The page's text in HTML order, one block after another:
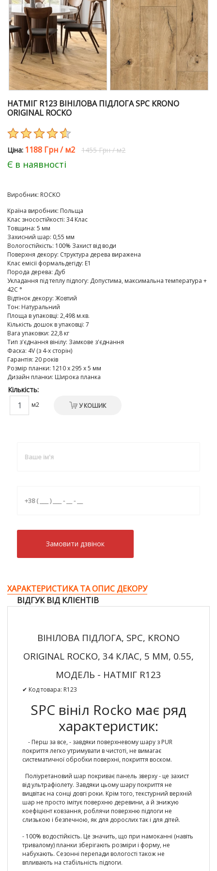
НАТМІГ R123 ВІНІЛОВА ПІДЛОГА SPC KRONO
ORIGINAL ROCKO
Цiна: 1188 Грн/м2 1455 Грн /м2
Є в наявності
Виробник: ROCKO
Країна виробник: Польща
Клас зносостійкості: 34 Клас
Товщина: 5 мм
Захисний шар: 0,55 мм
Вологостійкість: 100% Захист від води
Поверхня декору: Структура дерева виражена
Клас емісії формальдегіду: E1
Порода дерева: Дуб
Укладання під теплу підлогу: Допустима, максимальна температура +
42C °
Відтінок декору: Жовтий
Тон: Натуральний
Площа в упаковці: 2,498 м.кв.
Кількість дошок в упаковці: 7
Вага упаковки: 22,8 кг
Тип з'єднання вінілу: Замкове з'єднання
Фаска: 4V (з 4-х сторін)
Гарантія: 20 років
Розмір планки: 1210 х 295 х 5 мм
Дизайн планки: Широка планка
Кількість:
м2 У КОШИК
Замовити дзвiнок
ХАРАКТЕРИСТИКА ТА ОПИС ДЕКОРУ
ВІДГУК ВІД КЛІЄНТІВ
ВІНІЛОВА ПІДЛОГА, SPC, KRONO
ORIGINAL ROCKO, 34 КЛАС, 5 ММ, 0.55,
МОДЕЛЬ - НАТМІГ R123
✔ Код товара: R123
SPC вініл Rocko має ряд
характеристик:
- Перш за все, - завдяки поверхневому шару з PUR
покриття легко утримувати в чистоті, не вимагає
систематичної обробки поверхні, покриття воском.
Поліуретановий шар покриває панель зверху - це захист
від ультрафіолету. Завдяки цьому шару покриття не
вицвітає на сонці довгі роки. Крім того, текстурний верхній
шар не просто імітує поверхню деревини, а й знижую
коефіцієнт ковзання, роблячи поверхню підлоги не
слизькою і безпечною, як для дорослих так і для дітей.
- 100% водостійкість. Це значить, що при намоканні (навіть
тривалому) планки зберігають розміри і форму, не
набухають. Сезонні перепади вологості також не
впливають на стабільність підлоги.